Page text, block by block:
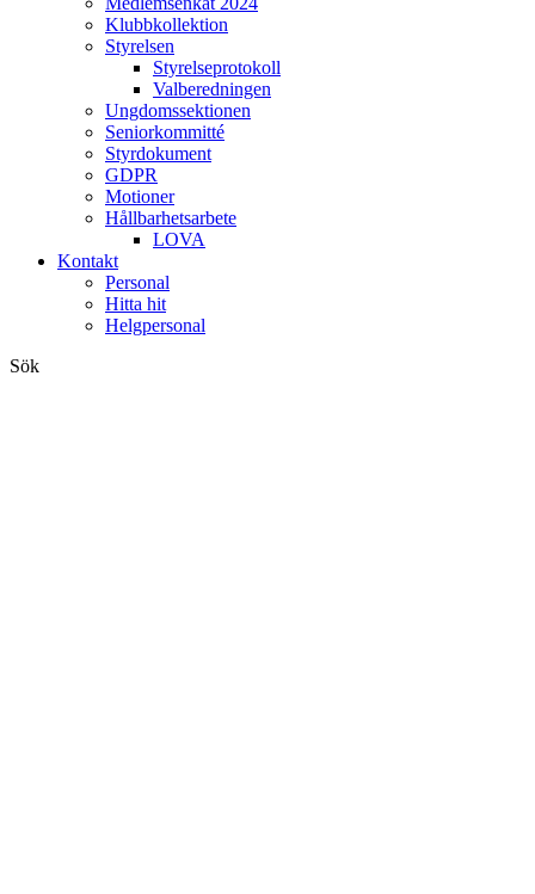
Klubbkollektion
Styrelsen
Styrelseprotokoll
Valberedningen
Ungdomssektionen
Seniorkommitté
Styrdokument
GDPR
Motioner
Hållbarhetsarbete
LOVA
Kontakt
Personal
Hitta hit
Helgpersonal
Sök